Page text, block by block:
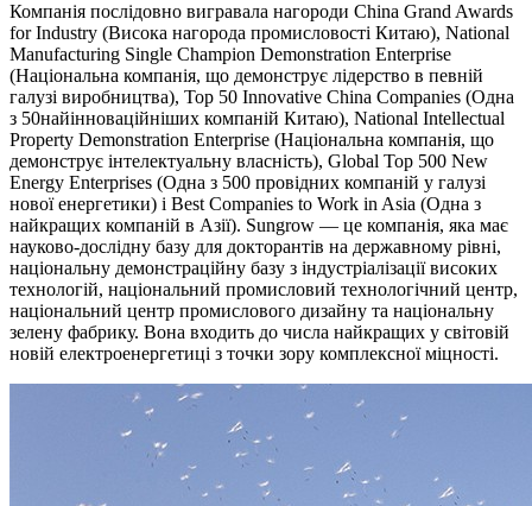
Компанія послідовно вигравала нагороди China Grand Awards
for Industry (Висока нагорода промисловості Китаю), National
Manufacturing Single Champion Demonstration Enterprise
(Національна компанія, що демонструє лідерство в певній
галузі виробництва), Top 50 Innovative China Companies (Одна
з 50найінноваційніших компаній Китаю), National Intellectual
Property Demonstration Enterprise (Національна компанія, що
демонструє інтелектуальну власність), Global Top 500 New
Energy Enterprises (Одна з 500 провідних компаній у галузі
нової енергетики) і Best Companies to Work in Asia (Одна з
найкращих компаній в Азії). Sungrow — це компанія, яка має
науково-дослідну базу для докторантів на державному рівні,
національну демонстраційну базу з індустріалізації високих
технологій, національний промисловий технологічний центр,
національний центр промислового дизайну та національну
зелену фабрику. Вона входить до числа найкращих у світовій
новій електроенергетиці з точки зору комплексної міцності.